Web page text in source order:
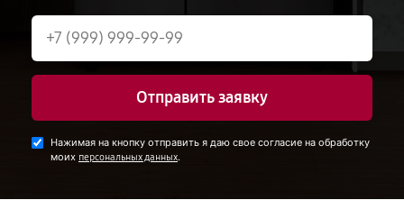
Отправить заявку
Нажимая на кнопку отправить я даю свое согласие на обработку
моих персональных данных.